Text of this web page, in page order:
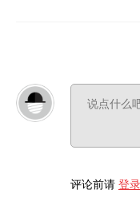
评论前请 登录